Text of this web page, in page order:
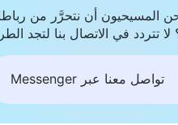
المسيحيون أن نتحرَّر من
تتردد في الاتصال بنا لتجد
تواصل معنا عبر Messenger